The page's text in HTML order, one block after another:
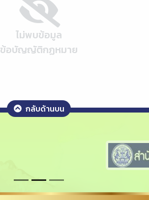
ไม่พบข้อมูล
ข้อบัญญัติกฏหมาย
กลับด้านบน